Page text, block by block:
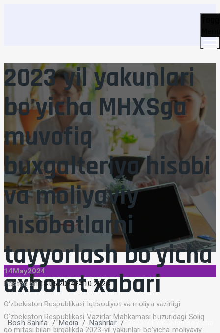
2023 yil yakunlari
bo'yicha MHXSga
muvofiq
buxgalteriya hisobi
va moliyaviy
hisobotlarni
tayyorlash bo'yicha
axborot xabari
Bosh Sahifa /Media / Nashrlar/
2023 Yil Yakunlari Bo'yicha
14May2024
Posted on 14.05.2024 24.10.2024
Oʻzbekiston Respublikasi Iqtisodiyot va moliya vazirligi
Oʻzbekiston Respublikasi Vazirlar Mahkamasi huzuridagi Soliq
qoʻmitasi bilan birgalikda 2023-yil yakunlari boʻyicha moliyaviy